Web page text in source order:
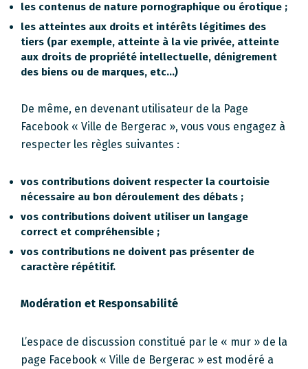
les contenus de nature pornographique ou érotique ;
les atteintes aux droits et intérêts légitimes des
tiers (par exemple, atteinte à la vie privée, atteinte
aux droits de propriété intellectuelle, dénigrement
des biens ou de marques, etc…)
De même, en devenant utilisateur de la Page
Facebook « Ville de Bergerac », vous vous engagez à
respecter les règles suivantes :
vos contributions doivent respecter la courtoisie
nécessaire au bon déroulement des débats ;
vos contributions doivent utiliser un langage
correct et compréhensible ;
vos contributions ne doivent pas présenter de
caractère répétitif.
Modération et Responsabilité
L’espace de discussion constitué par le « mur » de la
page Facebook « Ville de Bergerac » est modéré a